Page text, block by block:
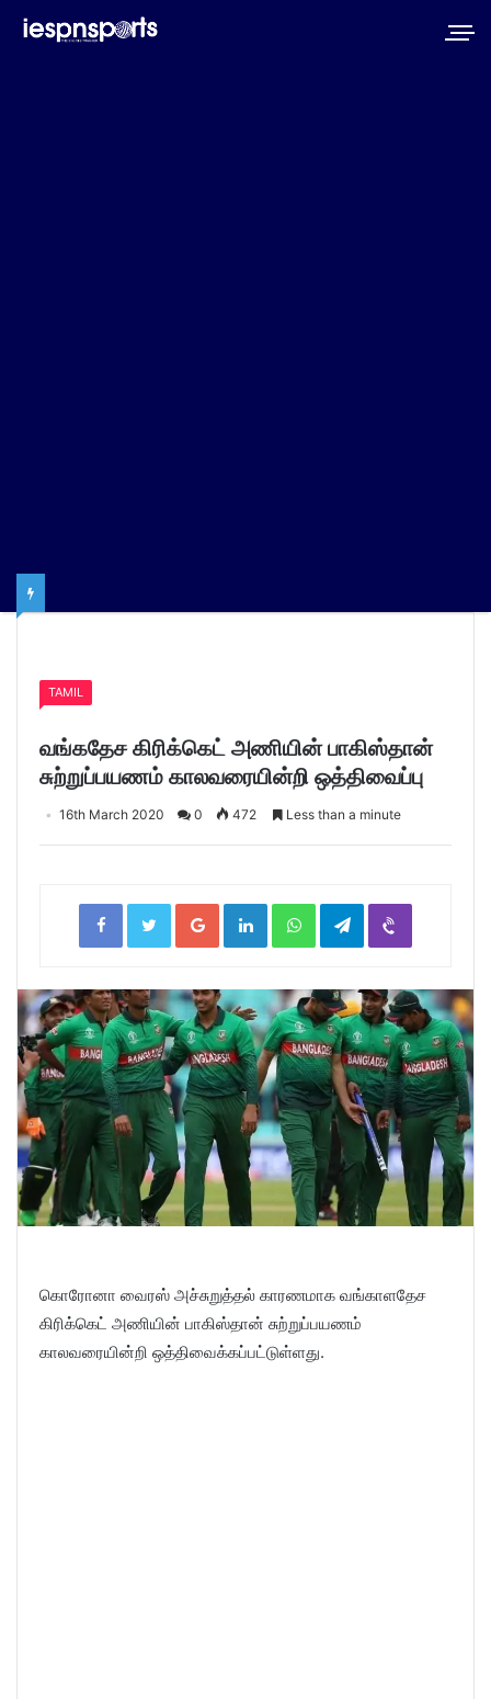
TAMIL
வங்கதேச கிரிக்கெட் அணியின் பாகிஸ்தான்
சுற்றுப்பயணம் காலவரையின்றி ஒத்திவைப்பு
16th March 2020 0 472 Less than a minute
FacebookTwitterGoogle+LinkedInWhatsAppTelegramViber
கொரோனா வைரஸ் அச்சுறுத்தல் காரணமாக வங்காளதேச
கிரிக்கெட் அணியின் பாகிஸ்தான் சுற்றுப்பயணம்
காலவரையின்றி ஒத்திவைக்கப்பட்டுள்ளது.